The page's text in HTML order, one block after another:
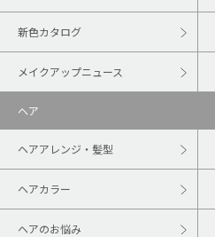
新色カタログ
メイクアップニュース
ヘア
ヘアアレンジ・髪型
ヘアカラー
ヘアのお悩み